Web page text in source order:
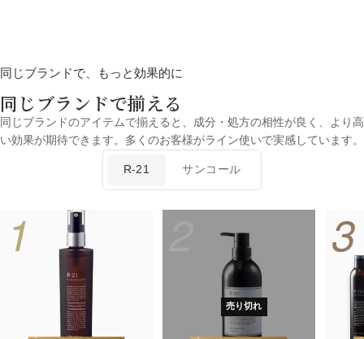
同じブランドで、もっと効果的に
同じブランドで揃える
同じブランドのアイテムで揃えると、成分・処方の相性が良く、より高
い効果が期待できます。多くのお客様がライン使いで実感しています。
R-21 サンコール
1
売り切れ
3